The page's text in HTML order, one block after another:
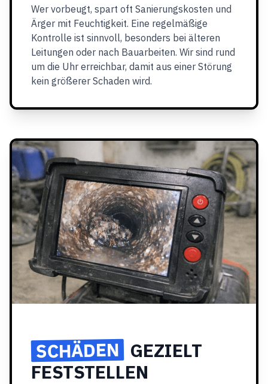
Wer vorbeugt, spart oft Sanierungskosten und
Ärger mit Feuchtigkeit. Eine regelmäßige
Kontrolle ist sinnvoll, besonders bei älteren
Leitungen oder nach Bauarbeiten. Wir sind rund
um die Uhr erreichbar, damit aus einer Störung
kein größerer Schaden wird.
SCHÄDEN GEZIELT
FESTSTELLEN